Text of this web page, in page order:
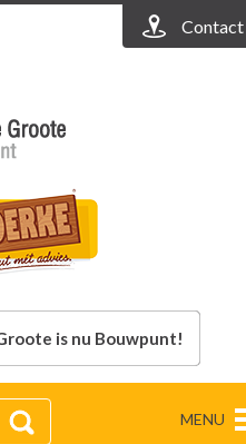
Contact
is nu Bouwpunt!
MENU